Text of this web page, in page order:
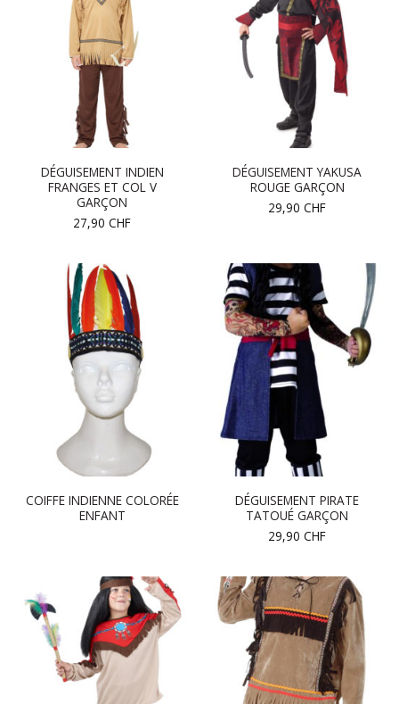
DÉGUISEMENT INDIEN
FRANGES ET COL V
GARÇON
27,90 CHF
DÉGUISEMENT YAKUSA
ROUGE GARÇON
29,90 CHF
COIFFE INDIENNE COLORÉE
ENFANT
DÉGUISEMENT PIRATE
TATOUÉ GARÇON
29,90 CHF